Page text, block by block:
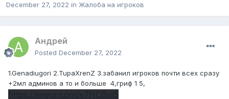
December 27, 2022 in Жалоба на игроков
Андрей
Posted December 27, 2022
1.Genadiugori 2.TupaXrenZ 3.забанил игроков почти всех сразу
+2мл админов а то и больше 4,гриф 1 5,